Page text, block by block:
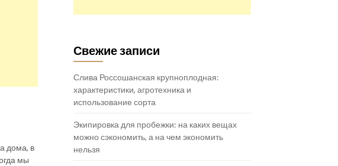
дома, в
мы
Свежие записи
Слива Россошанская крупноплодная:
характеристики, агротехника и
использование сорта
Экипировка для пробежки: на каких вещах
можно сэкономить, а на чем экономить
нельзя